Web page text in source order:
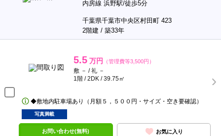
内房線 浜野駅/徒歩5分
千葉県千葉市中央区村田町 423
2階建 / 築33年
5.5 万円 （管理費等3,500円）
敷 － / 礼 －
1階 / 2DK / 39.75㎡
◆敷地内駐車場あり（月額５，５００円・サイズ・空き要確認）
写真満載
お問い合わせ(無料) お気に入り